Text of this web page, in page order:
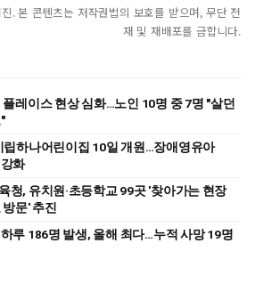
. 본 콘텐츠는 저작권법의 보호를 받으며, 무단 전
재 및 재배포를 금합니다.
플레이스 현상 심화…노인 10명 중 7명 "살던
립하나어린이집 10일 개원…장애영유아
화
청, 유치원·초등학교 99곳 '찾아가는 현장
방문' 추진
루 186명 발생, 올해 최다…누적 사망 19명